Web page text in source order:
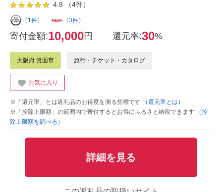
4.8 （4件）
（1件） （3件）
寄付金額:10,000円 還元率:30%
大阪府 箕面市 旅行・チケット・カタログ
お気に入り
※「還元率」とは返礼品のお得度を測る指標です
（還元率とは）
※「控除上限額」の範囲内で寄付するとお得にふるさと納税できます
（控
除上限額を調べる）
詳細を見る